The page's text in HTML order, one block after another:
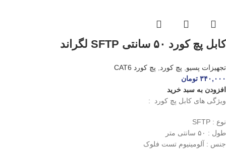
کابل پچ کورد ۵۰ سانتی SFTP لگراند
تجهیزات پسیو پچ کورد
پچ کورد CAT6
۳۴۰,۰۰۰ تومان
افزودن به سبد خرید
ویژگی های کابل پچ کورد :
نوع : SFTP
طول : ۵۰ سانتی متر
جنس : آلومینیوم تست فلوک